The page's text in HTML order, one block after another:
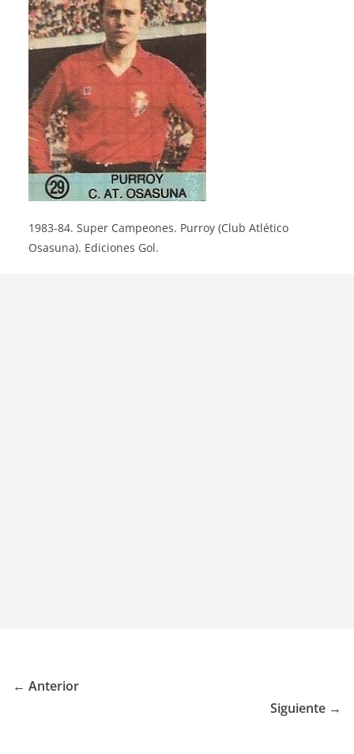
1983-84. Super Campeones. Purroy (Club Atlético
Osasuna). Ediciones Gol.
← Anterior
Siguiente →